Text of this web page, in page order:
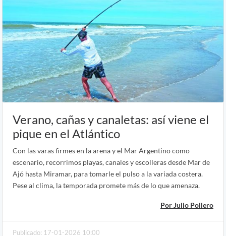
Verano, cañas y canaletas: así viene el
pique en el Atlántico
Con las varas firmes en la arena y el Mar Argentino como
escenario, recorrimos playas, canales y escolleras desde Mar de
Ajó hasta Miramar, para tomarle el pulso a la variada costera.
Pese al clima, la temporada promete más de lo que amenaza.
Por Julio Pollero
Publicado: 17-01-2026 10:00